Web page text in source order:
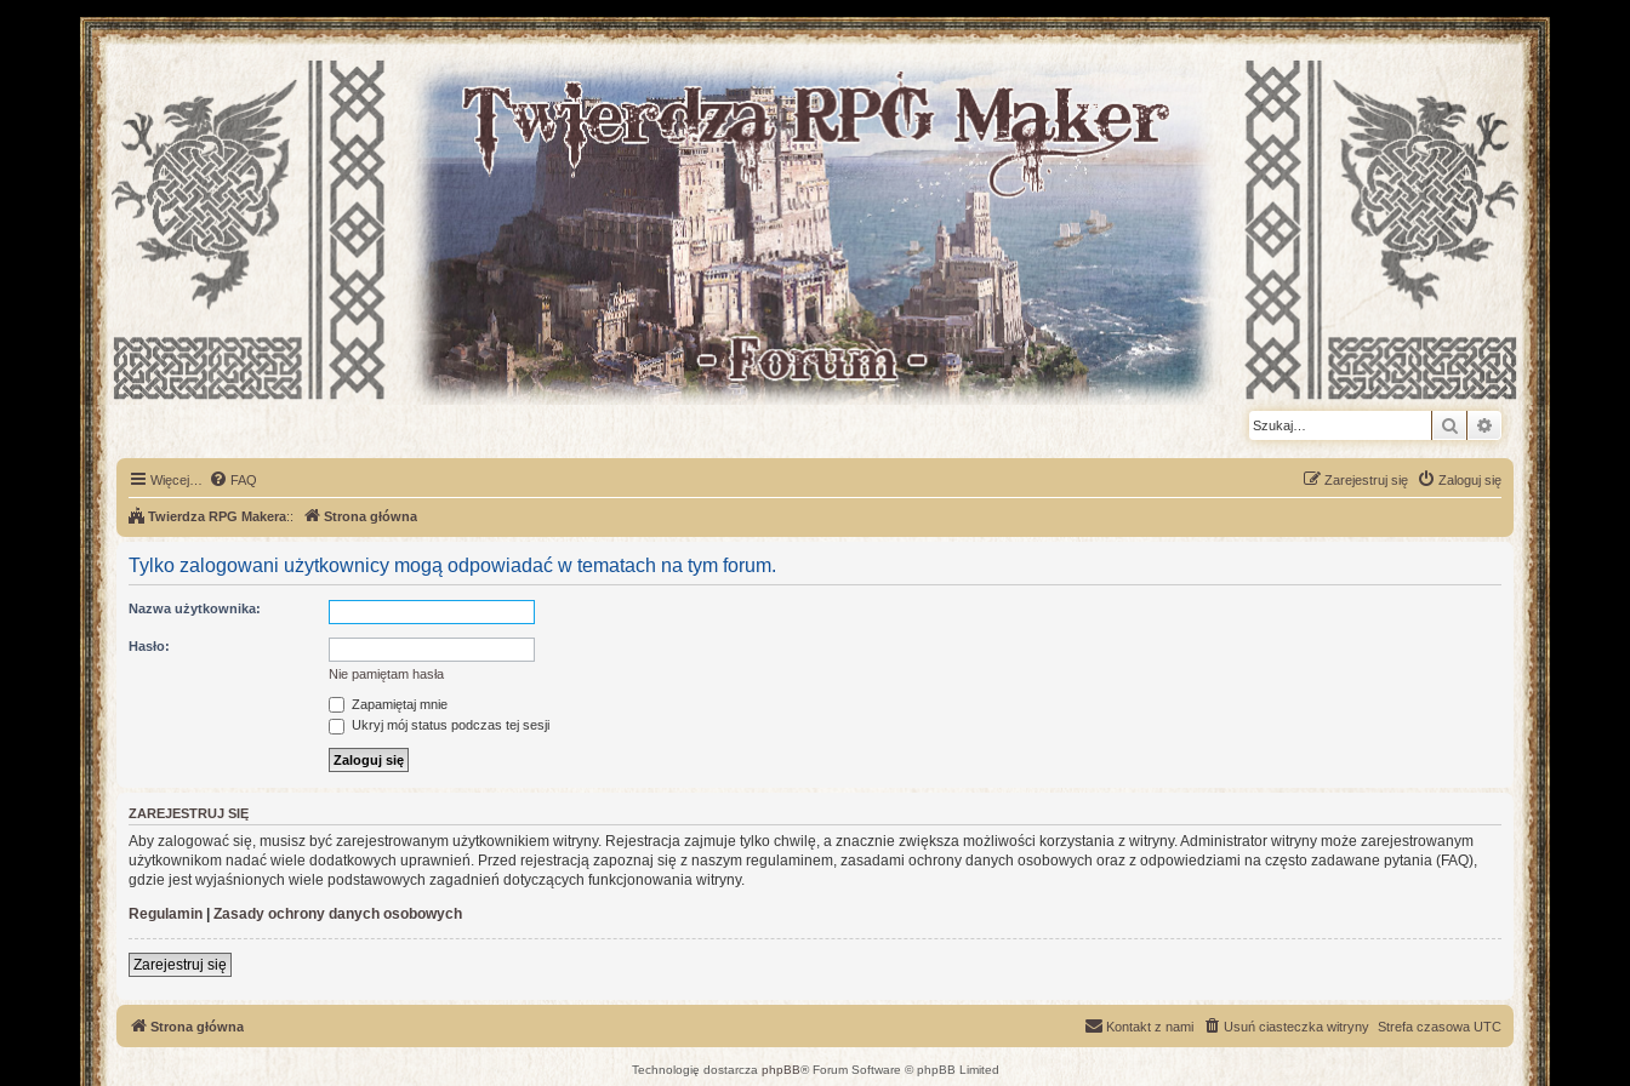
Szukaj Wyszukiwanie
Więcej… FAQ Zaloguj się
Zarejestruj się
Twierdza RPG Makera:: Strona główna
Tylko zalogowani użytkownicy mogą odpowiadać w tematach na tym forum.
Nazwa użytkownika:
Hasło:
Nie pamiętam hasła
Zapamiętaj mnie
Ukryj mój status podczas tej sesji
ZAREJESTRUJ SIĘ
Aby zalogować się, musisz być zarejestrowanym użytkownikiem witryny. Rejestracja zajmuje tylko chwilę, a znacznie zwiększa możliwości korzystania z witryny. Administrator witryny może zarejestrowanym
użytkownikom nadać wiele dodatkowych uprawnień. Przed rejestracją zapoznaj się z naszym regulaminem, zasadami ochrony danych osobowych oraz z odpowiedziami na często zadawane pytania (FAQ),
gdzie jest wyjaśnionych wiele podstawowych zagadnień dotyczących funkcjonowania witryny.
Regulamin
Zasady ochrony danych osobowych
Zarejestruj się
Strona główna Strefa czasowa UTC
Usuń ciasteczka witryny
Kontakt z nami
Technologię dostarcza phpBB® Forum Software © phpBB Limited